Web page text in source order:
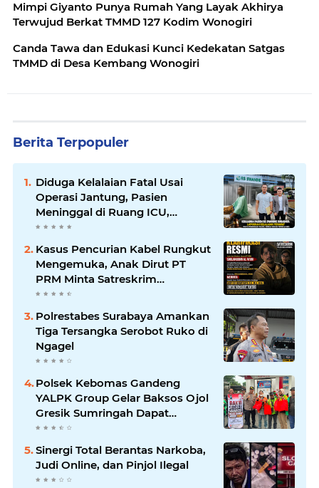
Mimpi Giyanto Punya Rumah Yang Layak Akhirya
Terwujud Berkat TMMD 127 Kodim Wonogiri
Canda Tawa dan Edukasi Kunci Kedekatan Satgas
TMMD di Desa Kembang Wonogiri
Berita Terpopuler
Diduga Kelalaian Fatal Usai
Operasi Jantung, Pasien
Meninggal di Ruang ICU,
Keluarga Tuntut RSUD dr.
Jawab
Kasus Pencurian Kabel Rungkut
Mengemuka, Anak Dirut PT
PRM Minta Satreskrim
Polrestabes Surabaya Usut
Polrestabes Surabaya Amankan
Tiga Tersangka Serobot Ruko di
Ngagel
Polsek Kebomas Gandeng
YALPK Group Gelar Baksos Ojol
Gresik Sumringah Dapat
Sembako dan BBM Gratis
Sinergi Total Berantas Narkoba,
Judi Online, dan Pinjol Ilegal